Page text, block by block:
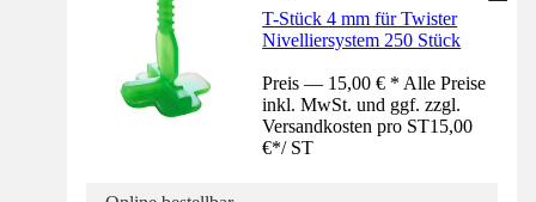
T-Stück 4 mm für Twister
Nivelliersystem 250 Stück
Preis — 15,00 € * Alle Preise
inkl. MwSt. und ggf. zzgl.
Versandkosten pro ST15,00
€*/ ST